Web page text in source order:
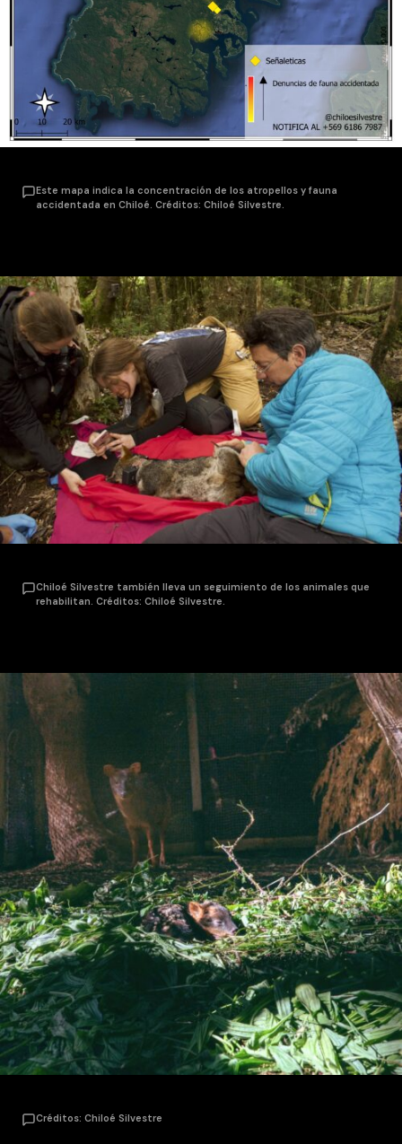
Este mapa indica la concentración de los atropellos y fauna
accidentada en Chiloé. Créditos: Chiloé Silvestre.
Chiloé Silvestre también lleva un seguimiento de los animales que
rehabilitan. Créditos: Chiloé Silvestre.
Créditos: Chiloé Silvestre